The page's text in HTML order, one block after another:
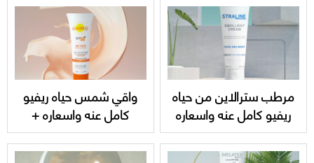
مرطب سترالاين من حياه
ريفيو كامل عنه واسعاره
hayah Straline Emollient
Cream
واقي شمس حياه ريفيو
كامل عنه واسعاره +
hayah UVEPRO SPF 50